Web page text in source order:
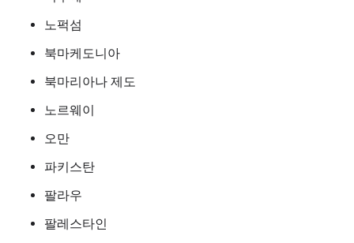
노퍽섬
북마케도니아
북마리아나 제도
노르웨이
오만
파키스탄
팔라우
팔레스타인